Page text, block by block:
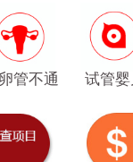
管不通 试管婴